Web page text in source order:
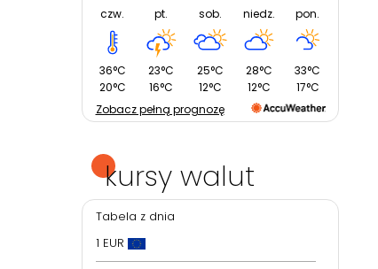
czw.
36°C
20°C
pt.
23°C
16°C
sob.
25°C
12°C
niedz.
28°C
12°C
pon.
33°C
17°C
Zobacz pełną prognozę
kursy walut
Tabela z dnia
1 EUR